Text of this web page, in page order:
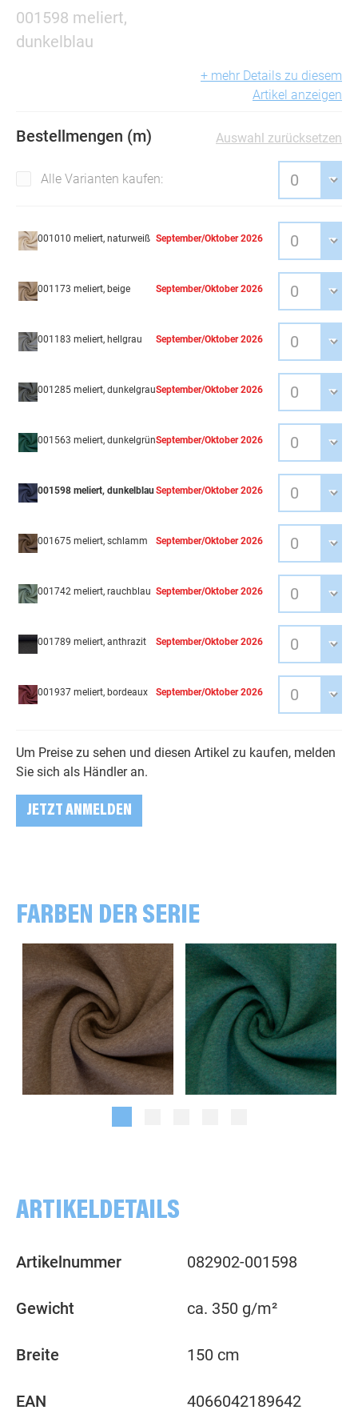
001598 meliert,
dunkelblau
+ mehr Details zu diesem
Artikel anzeigen
Bestellmengen (m) Auswahl zurücksetzen
Alle Varianten kaufen:
001010 meliert, naturweiß September/Oktober 2026
001173 meliert, beige September/Oktober 2026
001183 meliert, hellgrau September/Oktober 2026
001285 meliert, dunkelgrauSeptember/Oktober 2026
001563 meliert, dunkelgrünSeptember/Oktober 2026
001598 meliert, dunkelblau September/Oktober 2026
001675 meliert, schlamm September/Oktober 2026
001742 meliert, rauchblau September/Oktober 2026
001789 meliert, anthrazit September/Oktober 2026
001937 meliert, bordeaux September/Oktober 2026
Um Preise zu sehen und diesen Artikel zu kaufen, melden
Sie sich als Händler an.
JETZT ANMELDEN
FARBEN DER SERIE
ARTIKELDETAILS
Artikelnummer 082902-001598
Gewicht ca. 350 g/m²
Breite 150 cm
EAN 4066042189642